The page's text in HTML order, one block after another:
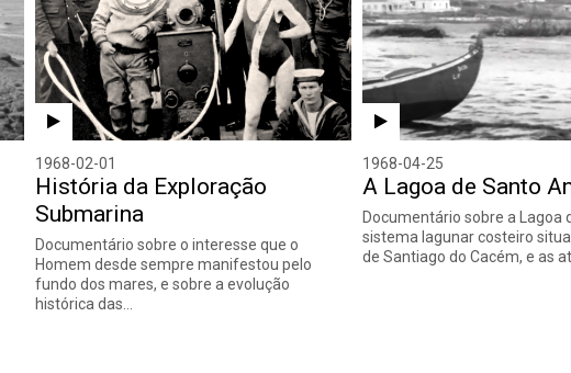
1968-02-01
História da Exploração
Submarina
Documentário sobre o interesse que o
Homem desde sempre manifestou pelo
fundo dos mares, e sobre a evolução
histórica das…
1968-04-25
A Lagoa de Santo
Documentário sobre a Lagoa
sistema lagunar costeiro
de Santiago do Cacém, e as